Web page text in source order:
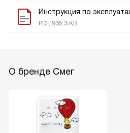
Инструкция по
PDF, 935.3 KB
О бренде Смег